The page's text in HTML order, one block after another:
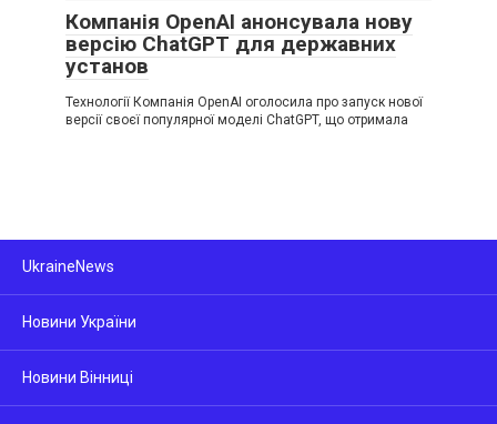
Компанія OpenAI анонсувала нову
версію ChatGPT для державних
установ
Технології Компанія OpenAI оголосила про запуск нової
версії своєї популярної моделі ChatGPT, що отримала
UkraineNews
Новини України
Новини Вінниці